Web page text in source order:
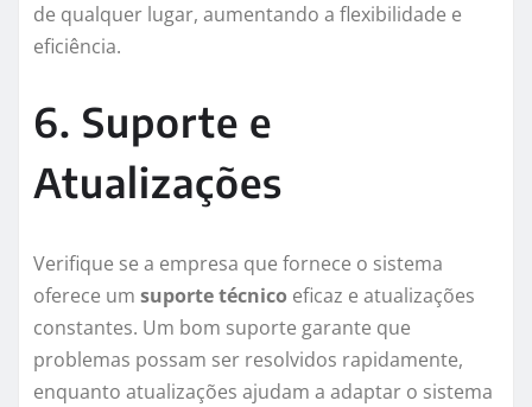
de qualquer lugar, aumentando a flexibilidade e
eficiência.
6. Suporte e
Atualizações
Verifique se a empresa que fornece o sistema
oferece um suporte técnico eficaz e atualizações
constantes. Um bom suporte garante que
problemas possam ser resolvidos rapidamente,
enquanto atualizações ajudam a adaptar o sistema